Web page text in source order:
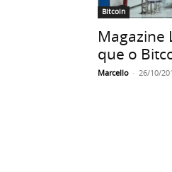
Bitcoin
Magazine
que o
Marcello - 26/10/